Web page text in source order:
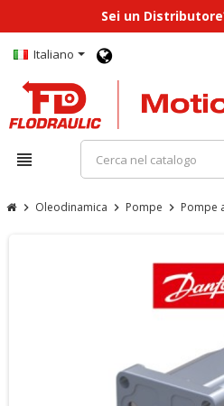
Sei un
Italiano
view_headline
chevron_right Oleodinamica chevron_right Pompe chevron_right Pompe